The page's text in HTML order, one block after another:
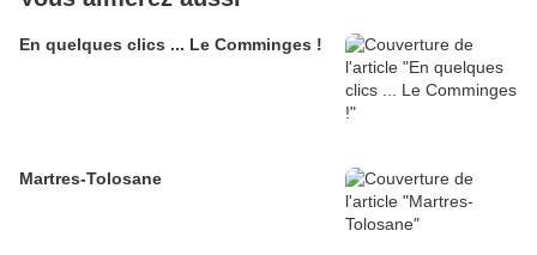
En quelques clics ... Le Comminges !
Martres-Tolosane